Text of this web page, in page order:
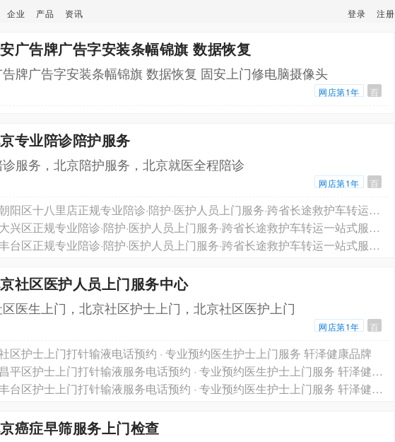
企业 产品 资讯 登录 注册
广告牌广告字安装条幅锦旗 数据恢复
牌广告字安装条幅锦旗 数据恢复 固安上门修电脑摄像头
网店第1年 百
专业陪诊陪护服务
服务，北京陪护服务，北京就医全程陪诊
网店第1年 百
北京市朝阳区十八里店正规专业陪诊·陪护·医护人员上门服务·跨省长途救护车转运一站式服务电话预约
北京市大兴区正规专业陪诊·陪护·医护人员上门服务·跨省长途救护车转运一站式服务电话预约
北京市丰台区正规专业陪诊·陪护·医护人员上门服务·跨省长途救护车转运一站式服务电话预约
社区医护人员上门服务中心
医生上门，北京社区护士上门，北京社区医护上门
网店第1年 百
区护士上门打针输液电话预约 · 专业预约医生护士上门服务 轩泽健康品牌
北京市昌平区护士上门打针输液服务电话预约 · 专业预约医生护士上门服务 轩泽健康品牌
北京市丰台区护士上门打针输液服务电话预约 · 专业预约医生护士上门服务 轩泽健康品牌
癌症早筛服务上门检查